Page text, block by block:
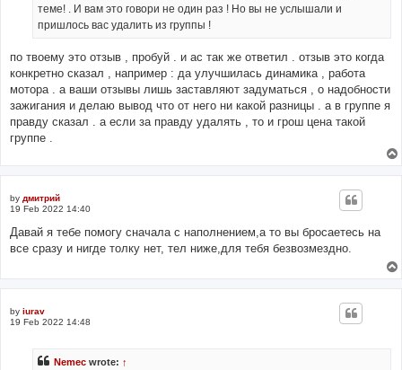
теме! . И вам это говори не один раз ! Но вы не услышали и
пришлось вас удалить из группы !
по твоему это отзыв , пробуй . и ас так же ответил . отзыв это когда
конкретно сказал , например : да улучшилась динамика , работа
мотора . а ваши отзывы лишь заставляют задуматься , о надобности
зажигания и делаю вывод что от него ни какой разницы . а в группе я
правду сказал . а если за правду удалять , то и грош цена такой
группе .
by дмитрий
19 Feb 2022 14:40
Давай я тебе помогу сначала с наполнением,а то вы бросаетесь на
все сразу и нигде толку нет, тел ниже,для тебя безвозмездно.
by iurav
19 Feb 2022 14:48
Nemec wrote: ↑